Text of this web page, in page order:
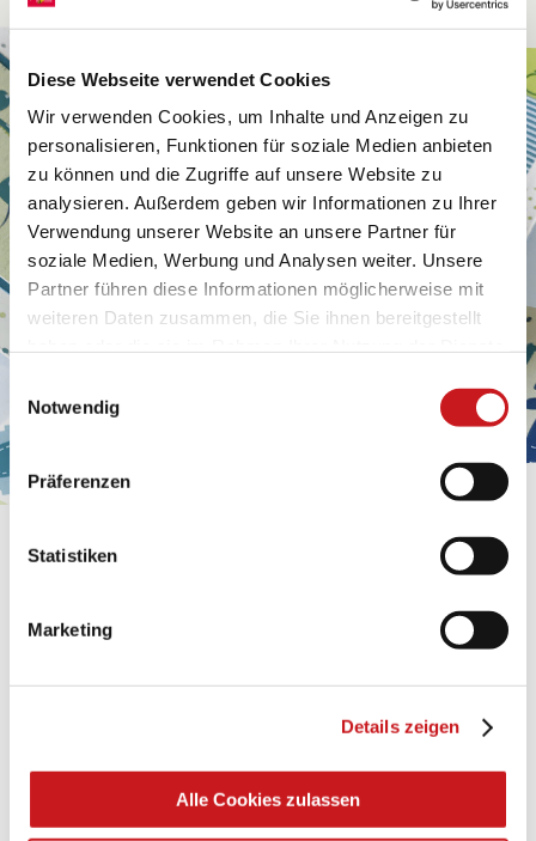
Diese Webseite verwendet Cookies
Wir verwenden Cookies, um Inhalte und Anzeigen zu
personalisieren, Funktionen für soziale Medien anbieten
zu können und die Zugriffe auf unsere Website zu
analysieren. Außerdem geben wir Informationen zu Ihrer
Verwendung unserer Website an unsere Partner für
soziale Medien, Werbung und Analysen weiter. Unsere
Partner führen diese Informationen möglicherweise mit
weiteren Daten zusammen, die Sie ihnen bereitgestellt
Datenschutzhinweisen
mehr darüber, wer wir sind, wie
personenbezogene Daten verarbeiten. Hier geht’s zum
Impressum.
Notwendig
Präferenzen
Statistiken
Marketing
Details zeigen
Alle Cookies zulassen
Eine Überraschung der besonderten Art und
unübertroffen in der Wirkung. Probieren Sie es aus.